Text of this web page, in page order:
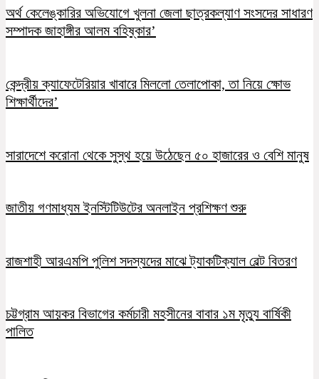
অর্থ কেলেঙ্কারির অভিযোগে খুলনা জেলা ছাত্রকল্যাণ সংসদের সাধারণ
সম্পাদক জাহাঙ্গীর আলম বহিষ্কার’
কেন্দ্রীয় ক্যাফেটেরিয়ার খাবারে মিললো তেলাপোকা, তা নিয়ে ক্ষোভ
শিক্ষার্থীদের’
সারাদেশে করোনা থেকে সুস্থ হয়ে উঠেছেন ৫০ হাজারের ও বেশি মানুষ
জাতীয় গণমাধ্যম ইনস্টিটিউটের অনলাইন প্রশিক্ষণ শুরু
রাজশাহী আরএমপি পুলিশ সদস্যদের মাঝে ট্যাকটিক্যাল বেল্ট বিতরণ
চট্টগ্রাম আয়কর বিভাগের কর্মচারী মহসীনের বাবার ১ম মৃত্যু বার্ষিকী
পালিত